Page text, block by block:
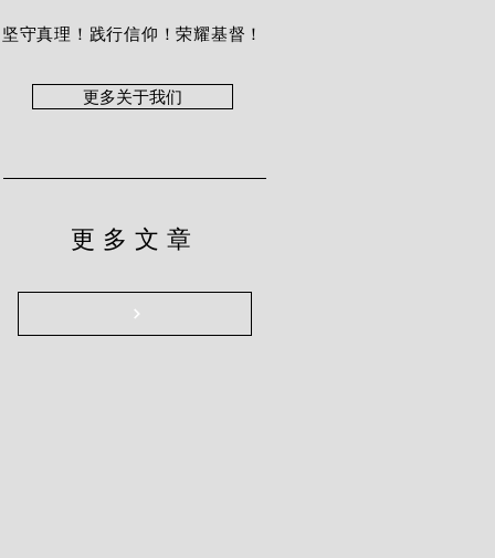
坚守真理！践行信仰！荣耀基督！
更多关于我们
更多文章